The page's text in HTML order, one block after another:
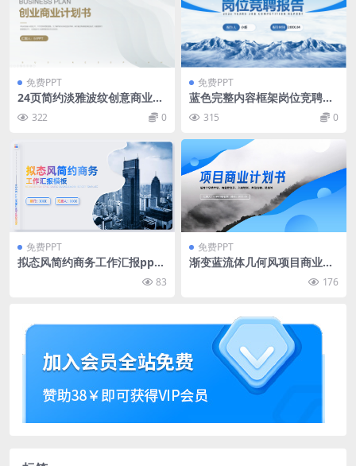
免费PPT
24页简约淡雅波纹创意商业计
划书PPT模板下载
322 0
免费PPT
蓝色完整内容框架岗位竞聘报
告ppt模板免费下载
315 0
免费PPT
拟态风简约商务工作汇报ppt
83
免费PPT
渐变蓝流体几何风项目商业计
176